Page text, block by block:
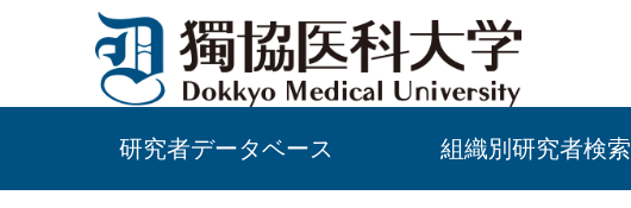
研究者データベース 組織別研究者検索